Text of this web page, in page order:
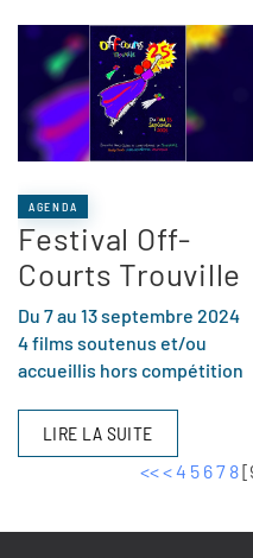
AGENDA
Festival Off-
Courts Trouville
Du 7 au 13 septembre 2024
4 films soutenus et/ou
accueillis hors compétition
LIRE LA SUITE
<<<4 5 67 8[